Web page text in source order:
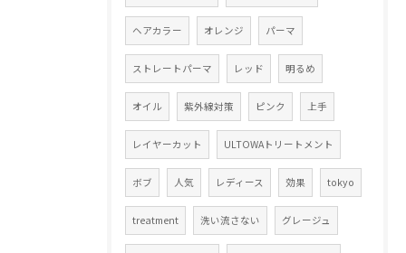
ヘアカラー オレンジ パーマ
ストレートパーマ レッド 明るめ
オイル 紫外線対策 ピンク 上手
レイヤーカット ULTOWAトリートメント
ボブ 人気 レディース 効果 tokyo
treatment 洗い流さない グレージュ